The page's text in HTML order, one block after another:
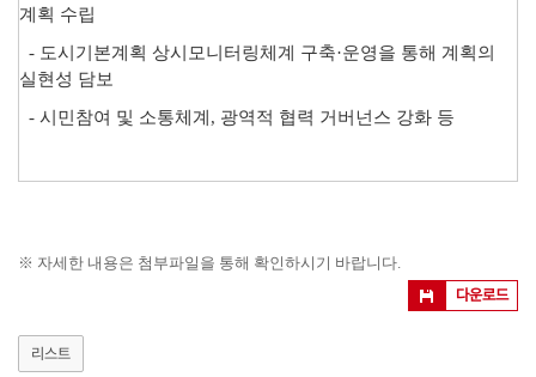
계획 수립
- 도시기본계획 상시모니터링체계 구축·운영을 통해 계획의
실현성 담보
- 시민참여 및 소통체계 , 광역적 협력 거버넌스 강화 등
※ 자세한 내용은 첨부파일을 통해 확인하시기 바랍니다.
다운로드
리스트